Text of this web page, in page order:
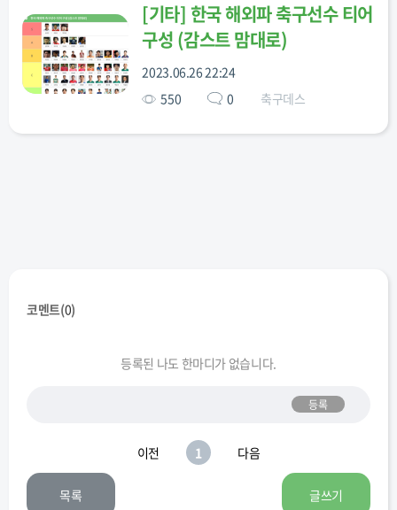
[기타] 한국 해외파 축구선수 티어
구성 (감스트 맘대로)
2023.06.26 22:24
550
0 축구데스
코멘트(0)
등록된 나도 한마디가 없습니다.
등록
이전 1 다음
목록 글쓰기